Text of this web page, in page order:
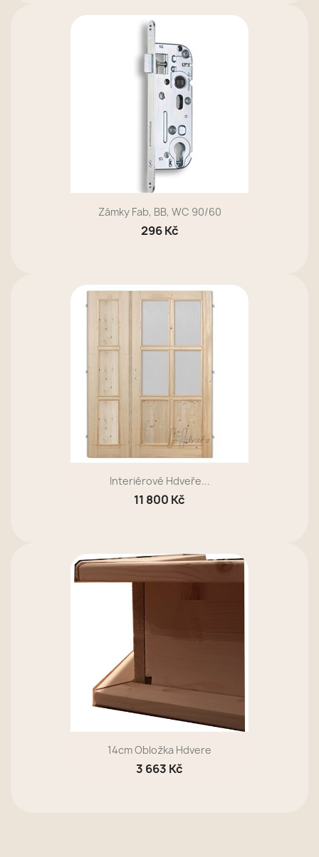
Zámky Fab, BB, WC 90/60
296 Kč
Interiérové Hdveře...
11 800 Kč
14cm Obložka Hdvere
3 663 Kč